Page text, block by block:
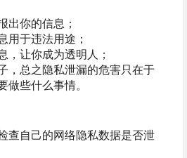
出你的信息；
用于违法用途；
，让你成为透明人；
，总之隐私泄漏的危害只在于
做些什么事情。
查自己的网络隐私数据是否泄